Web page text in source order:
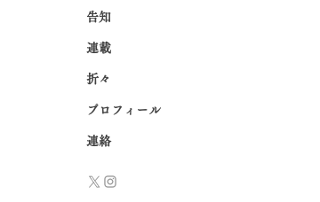
告知
連載
折々
プロフィール
連絡